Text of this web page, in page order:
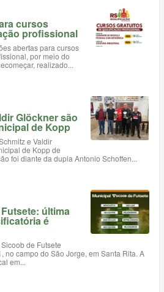
cursos
profissional
abertas para cursos
por meio do
realizado...
Glöckner são
de Kopp
e Valdir
de Kopp de
foi diante da dupla Antonio Schoffen...
última
é
de Futsete
no campo do São Jorge, em Santa Rita. A
em...